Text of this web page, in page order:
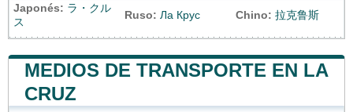
Japonés: ラ・クル
ス
Ruso: Ла Крус Chino: 拉克鲁斯
MEDIOS DE TRANSPORTE EN LA
CRUZ